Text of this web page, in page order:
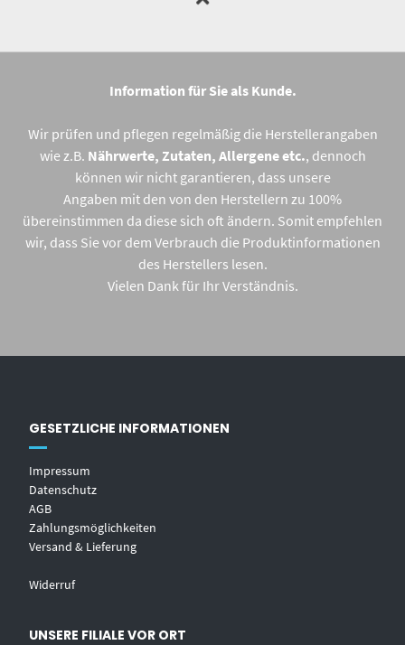
Information für Sie als Kunde.
Wir prüfen und pflegen regelmäßig die Herstellerangaben
wie z.B. Nährwerte, Zutaten, Allergene etc., dennoch
können wir nicht garantieren, dass unsere
Angaben mit den von den Herstellern zu 100%
übereinstimmen da diese sich oft ändern. Somit empfehlen
wir, dass Sie vor dem Verbrauch die Produktinformationen
des Herstellers lesen.
Vielen Dank für Ihr Verständnis.
GESETZLICHE INFORMATIONEN
Impressum
Datenschutz
AGB
Zahlungsmöglichkeiten
Versand & Lieferung
Widerruf
UNSERE FILIALE VOR ORT